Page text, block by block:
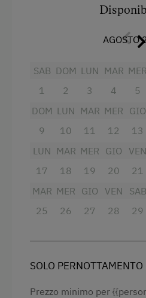
Noleggio di biciclette
Alpinismo con guida
Escursione guidata
Serata degli ospiti
Percorsi da corsa
Bowling
Arrampicata
Noleggio di slittini
con lavandino, WC,
Fornello elettrico a
Radio
Vista sulla montagna
Forno
Balcone/terrazza
Doccia
Televisione
Asciugacapelli
AGOSTO
SAB
1
DOM
2
LUN
3
MAR
4
MER
5
DOM
9
LUN
10
MAR
11
MER
12
GIO
13
LUN
17
MAR
18
MER
19
GIO
20
VEN
21
MAR
25
MER
26
GIO
27
VEN
28
SAB
29
SOLO PERNOTTAMENTO
Prezzo minimo per